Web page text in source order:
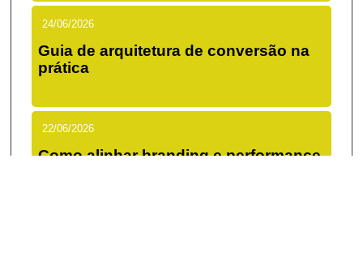
24/06/2026
Guia de arquitetura de conversão na
prática
22/06/2026
Como alinhar branding e performance